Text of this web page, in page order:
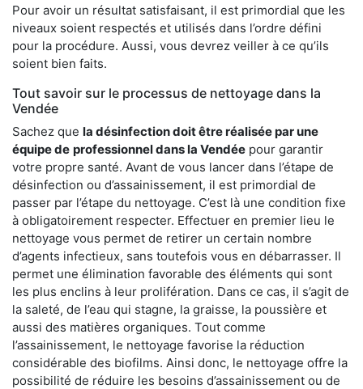
Pour avoir un résultat satisfaisant, il est primordial que les
niveaux soient respectés et utilisés dans l’ordre défini
pour la procédure. Aussi, vous devrez veiller à ce qu’ils
soient bien faits.
Tout savoir sur le processus de nettoyage dans la
Vendée
Sachez que la désinfection doit être réalisée par une
équipe de professionnel dans la Vendée pour garantir
votre propre santé. Avant de vous lancer dans l’étape de
désinfection ou d’assainissement, il est primordial de
passer par l’étape du nettoyage. C’est là une condition fixe
à obligatoirement respecter. Effectuer en premier lieu le
nettoyage vous permet de retirer un certain nombre
d’agents infectieux, sans toutefois vous en débarrasser. Il
permet une élimination favorable des éléments qui sont
les plus enclins à leur prolifération. Dans ce cas, il s’agit de
la saleté, de l’eau qui stagne, la graisse, la poussière et
aussi des matières organiques. Tout comme
l’assainissement, le nettoyage favorise la réduction
considérable des biofilms. Ainsi donc, le nettoyage offre la
possibilité de réduire les besoins d’assainissement ou de